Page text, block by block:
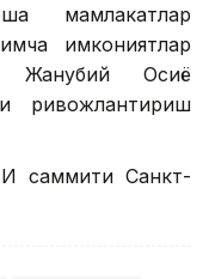
мамлакатлар
имкониятлар
Жанубий Осиё
ривожлантириш
саммити Санкт-